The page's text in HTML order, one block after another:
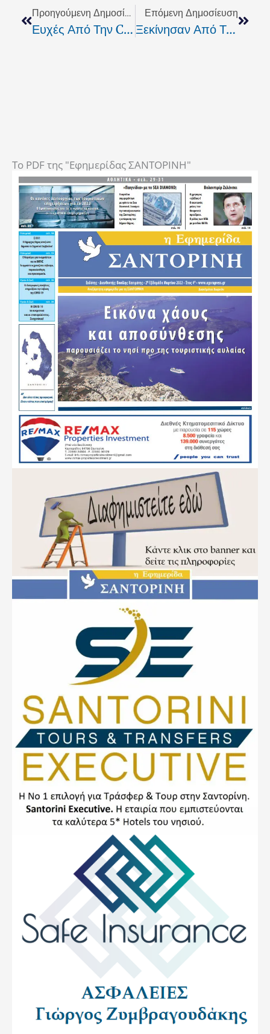
Προηγούμενη Δημοσίευση
Ευχές Από Την CRETAN LINES
Επόμενη Δημοσίευση
Ξεκίνησαν Από Την Δευτέρα Εντατικοί Έλεγχοι Στην Αγορά Για Τα Τρόφιμα
To PDF της "Εφημερίδας ΣΑΝΤΟΡΙΝΗ"